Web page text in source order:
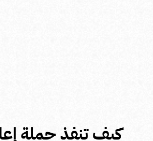
كيف تنفذ حملة